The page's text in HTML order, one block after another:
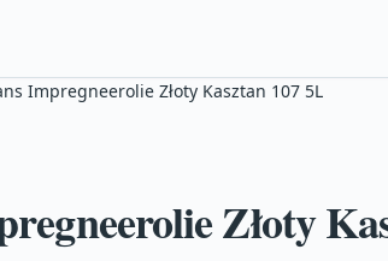
Impregneerolie Złoty Kasztan 107 5L
Złoty